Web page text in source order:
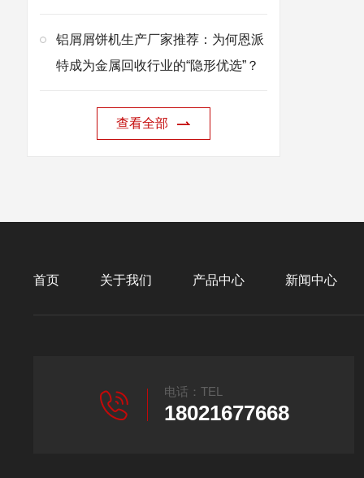
铝屑屑饼机生产厂家推荐：为何恩派
特成为金属回收行业的“隐形优选”？
查看全部
首页 关于我们 产品中心 新闻中心
电话：TEL
18021677668